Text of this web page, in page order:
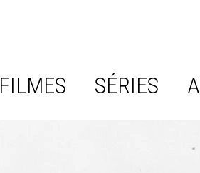
FILMES SÉRIES